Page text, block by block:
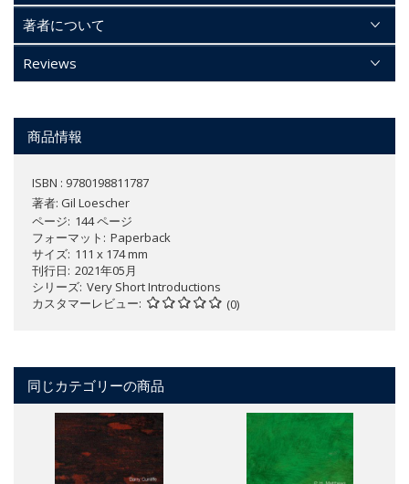
著者について
Reviews
商品情報
ISBN : 9780198811787
著者: Gil Loescher
ページ 144 ページ
フォーマット
Paperback
サイズ 111 x 174 mm
刊行日 2021年05月
シリーズ Very Short Introductions
カスタマーレビュー
(0)
同じカテゴリーの商品